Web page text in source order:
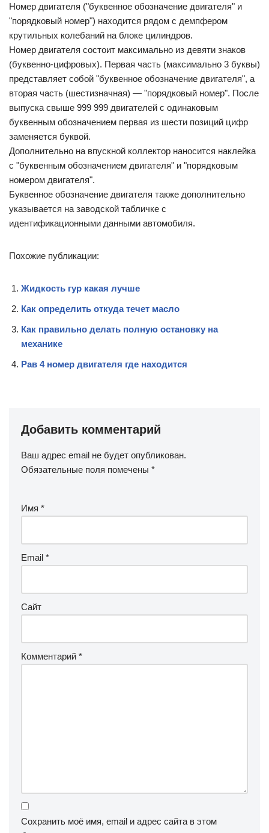
Номер двигателя ("буквенное обозначение двигателя" и
"порядковый номер") находится рядом с демпфером
крутильных колебаний на блоке цилиндров.
Номер двигателя состоит максимально из девяти знаков
(буквенно-цифровых). Первая часть (максимально 3 буквы)
представляет собой "буквенное обозначение двигателя", а
вторая часть (шестизначная) — "порядковый номер". После
выпуска свыше 999 999 двигателей с одинаковым
буквенным обозначением первая из шести позиций цифр
заменяется буквой.
Дополнительно на впускной коллектор наносится наклейка
с "буквенным обозначением двигателя" и "порядковым
номером двигателя".
Буквенное обозначение двигателя также дополнительно
указывается на заводской табличке с
идентификационными данными автомобиля.
Похожие публикации:
Жидкость гур какая лучше
Как определить откуда течет масло
Как правильно делать полную остановку на
механике
Рав 4 номер двигателя где находится
Добавить комментарий
Ваш адрес email не будет опубликован.
Обязательные поля помечены *
Имя *
Email *
Сайт
Комментарий *
Сохранить моё имя, email и адрес сайта в этом